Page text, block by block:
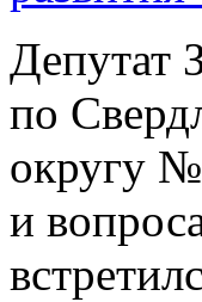
Депутат
по
округу
и